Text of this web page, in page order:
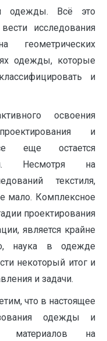
одежды. Всё это
исследования
геометрических
одежды, которые
и
освоения
и
еще остается
Несмотря на
текстиля,
мало. Комплексное
проектирования
является крайне
наука в одежде
некоторый итог и
и задачи.
что в настоящее
одежды и
материалов на